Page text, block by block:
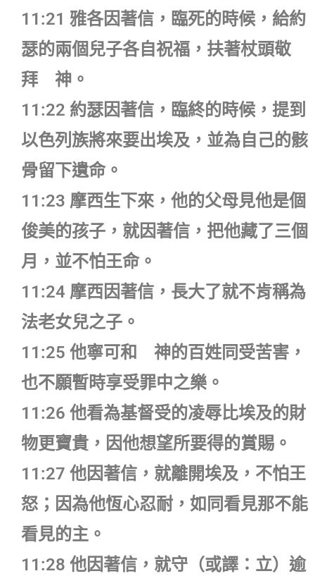
11:21 雅各因著信，臨死的時候，給約
瑟的兩個兒子各自祝福，扶著杖頭敬
拜 神。
11:22 約瑟因著信，臨終的時候，提到
以色列族將來要出埃及，並為自己的骸
骨留下遺命。
11:23 摩西生下來，他的父母見他是個
俊美的孩子，就因著信，把他藏了三個
月，並不怕王命。
11:24 摩西因著信，長大了就不肯稱為
法老女兒之子。
11:25 他寧可和 神的百姓同受苦害，
也不願暫時享受罪中之樂。
11:26 他看為基督受的凌辱比埃及的財
物更寶貴，因他想望所要得的賞賜。
11:27 他因著信，就離開埃及，不怕王
怒；因為他恆心忍耐，如同看見那不能
看見的主。
11:28 他因著信，就守（或譯：立）逾